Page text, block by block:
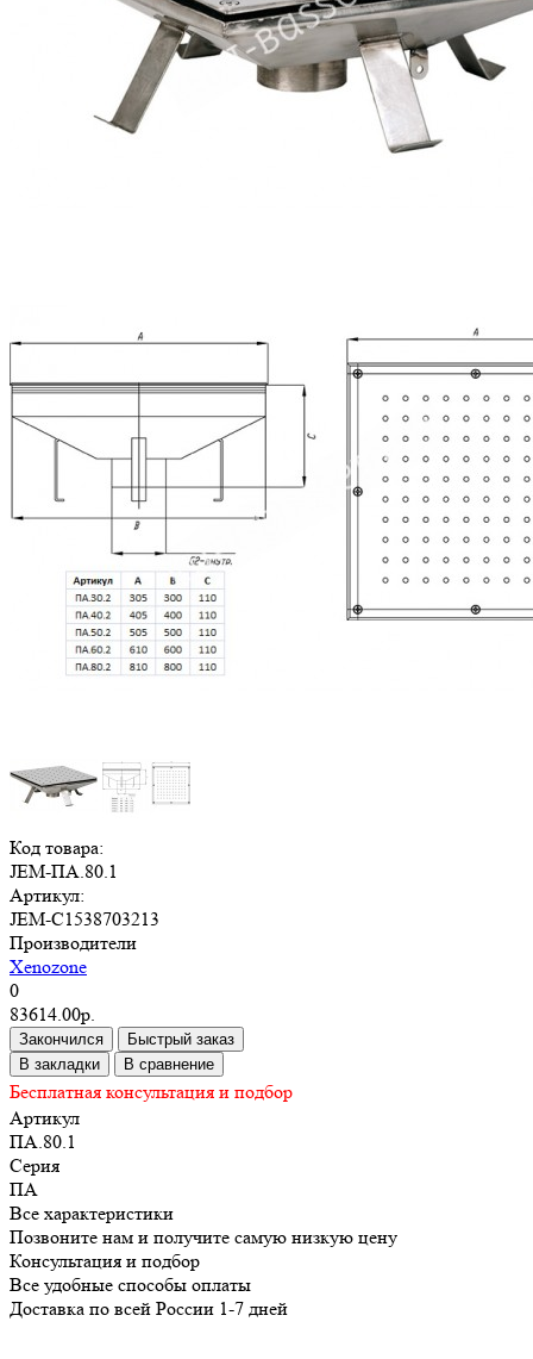
Код товара:
JEM-ПА.80.1
Артикул:
JEM-C1538703213
Производители
Xenozone
0
83614.00р.
Закончился
Быстрый заказ
В закладки
В сравнение
Бесплатная консультация и подбор
Артикул
ПА.80.1
Серия
ПА
Все характеристики
Позвоните нам и получите самую низкую цену
Консультация и подбор
Все удобные способы оплаты
Доставка по всей России 1-7 дней